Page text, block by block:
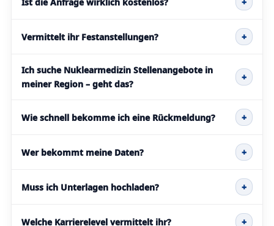
Vermittelt ihr Festanstellungen? +
Ich suche Nuklearmedizin Stellenangebote in
meiner Region – geht das?
+
Wie schnell bekomme ich eine Rückmeldung? +
Wer bekommt meine Daten? +
Muss ich Unterlagen hochladen? +
Welche Karrierelevel vermittelt ihr? +